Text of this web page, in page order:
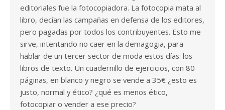
editoriales fue la fotocopiadora. La fotocopia mata al
libro, decían las campañas en defensa de los editores,
pero pagadas por todos los contribuyentes. Esto me
sirve, intentando no caer en la demagogia, para
hablar de un tercer sector de moda estos días: los
libros de texto. Un cuadernillo de ejercicios, con 80
páginas, en blanco y negro se vende a 35€ ¿esto es
justo, normal y ético? ¿qué es menos ético,
fotocopiar o vender a ese precio?